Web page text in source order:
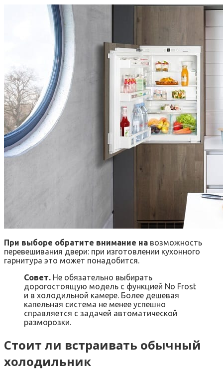
При выборе обратите внимание на возможность
перевешивания двери: при изготовлении кухонного
гарнитура это может понадобится.
Совет. Не обязательно выбирать
дорогостоящую модель с функцией No Frost
и в холодильной камере. Более дешевая
капельная система не менее успешно
справляется с задачей автоматической
разморозки.
Стоит ли встраивать обычный
холодильник